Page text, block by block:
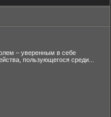
– уверенным в себе
пользующегося среди...